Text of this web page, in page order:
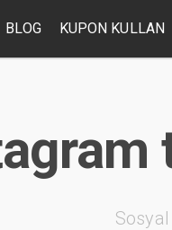
BLOG KUPON KULLAN